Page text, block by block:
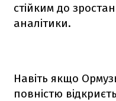
стійким до
аналітики.
Навіть якщо
повністю